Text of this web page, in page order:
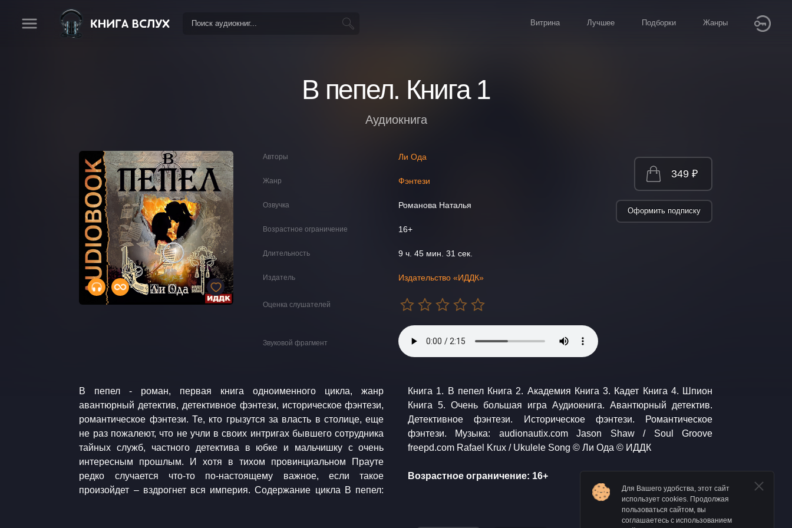
Витрина Лучшее Подборки Жанры
В пепел. Книга 1
Аудиокнига
Авторы Ли Ода
Жанр Фэнтези
Озвучка Романова Наталья
Возрастное ограничение 16+
Длительность 9 ч. 45 мин. 31 сек.
Издатель Издательство «ИДДК»
Оценка слушателей
Звуковой фрагмент
349 ₽
Оформить подписку
В пепел - роман, первая книга одноименного цикла, жанр
авантюрный детектив, детективное фэнтези, историческое фэнтези,
романтическое фэнтези. Те, кто грызутся за власть в столице, еще
не раз пожалеют, что не учли в своих интригах бывшего сотрудника
тайных служб, частного детектива в юбке и мальчишку с очень
интересным прошлым. И хотя в тихом провинциальном Прауте
редко случается что-то по-настоящему важное, если такое
произойдет – вздрогнет вся империя. Содержание цикла В пепел:
Книга 1. В пепел Книга 2. Академия Книга 3. Кадет Книга 4. Шпион
Книга 5. Очень большая игра Аудиокнига. Авантюрный детектив.
Детективное фэнтези. Историческое фэнтези. Романтическое
фэнтези. Музыка: audionautix.com Jason Shaw / Soul Groove
freepd.com Rafael Krux / Ukulele Song © Ли Ода © ИДДК
Возрастное ограничение: 16+
Для Вашего удобства, этот сайт
использует cookies. Продолжая
пользоваться сайтом, вы
соглашаетесь с использованием